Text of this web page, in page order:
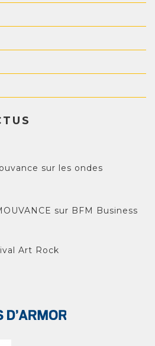
sur les ondes
sur BFM Business
Art Rock